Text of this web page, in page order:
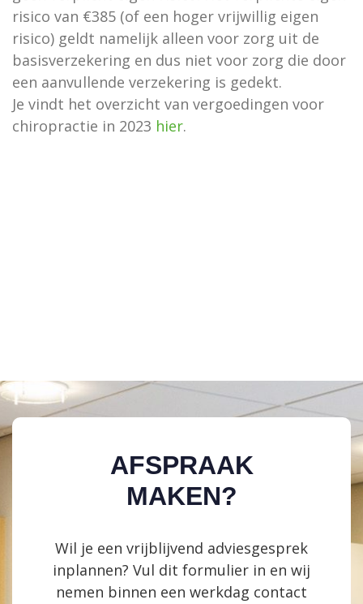
risico van €385 (of een hoger vrijwillig eigen
risico) geldt namelijk alleen voor zorg uit de
basisverzekering en dus niet voor zorg die door
een aanvullende verzekering is gedekt.
Je vindt het overzicht van vergoedingen voor
chiropractie in 2023 hier.
AFSPRAAK
MAKEN?
Wil je een vrijblijvend adviesgesprek
inplannen? Vul dit formulier in en wij
nemen binnen een werkdag contact